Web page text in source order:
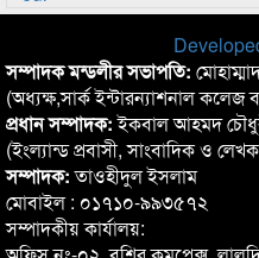
সম্পাদক মন্ডলীর সভাপতি:
(অধ্যক্ষ,সার্ক ইন্টারন্যাশনাল কলেজ
প্রধান সম্পাদক:ইকবাল আহমদ
(ইংল্যান্ড প্রবাসী, সাংবাদিক ও
সম্পাদক:তাওহীদুল ইসলাম
মোবাইল : ০১৭১০-৯৯৩৫৭২
সম্পাদকীয় কার্যালয়: